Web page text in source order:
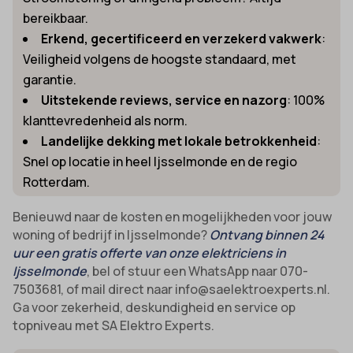
bereikbaar.
Erkend, gecertificeerd en verzekerd vakwerk:
Veiligheid volgens de hoogste standaard, met
garantie.
Uitstekende reviews, service en nazorg: 100%
klanttevredenheid als norm.
Landelijke dekking met lokale betrokkenheid:
Snel op locatie in heel Ijsselmonde en de regio
Rotterdam.
Benieuwd naar de kosten en mogelijkheden voor jouw
woning of bedrijf in Ijsselmonde?Ontvang binnen 24
uur een gratis offerte van onze elektriciens in
Ijsselmonde, bel of stuur een WhatsApp naar 070-
7503681, of mail direct naar info@saelektroexperts.nl.
Ga voor zekerheid, deskundigheid en service op
topniveau met SA Elektro Experts.
cmplz_banner-status
cmplz_consent_status
cmplz_functional
cmplz_marketing
cmplz_preferences
cmplz_statistics
cookie_notice_accepted
CookieConsent
cookieconsent_status
cookielawinfo-checkbox-*
_ga_*
analytics_cookies
cookies-state
mp_*_mixpanel
sajssdk_2015_cross_new_user
uc_user_interaction
uitgevers om gepersonaliseerde advertenties te tonen. Dit doen ze
door bezoekers over verschillende websites te volgen.
Details weergeven
_gcl_au
_gcl_aw
intercom-device-id-*
Andere diensten
Deze categorie omvat alle cookies, domeinen en services die niet
in de andere specifieke categorieën vallen of niet duidelijk zijn
gecategoriseerd.
Details weergeven
_deCookiesConsent
_ketch_consent_v1_
_upscope__region
acris_cookie_acc